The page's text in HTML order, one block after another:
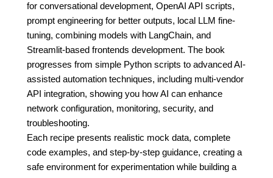
for conversational development, OpenAI API scripts,
prompt engineering for better outputs, local LLM fine-
tuning, combining models with LangChain, and
Streamlit-based frontends development. The book
progresses from simple Python scripts to advanced AI-
assisted automation techniques, including multi-vendor
API integration, showing you how AI can enhance
network configuration, monitoring, security, and
troubleshooting.
Each recipe presents realistic mock data, complete
code examples, and step-by-step guidance, creating a
safe environment for experimentation while building a